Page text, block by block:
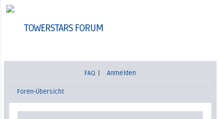
TOWERSTARS FORUM
FAQ Anmelden
Foren-Übersicht